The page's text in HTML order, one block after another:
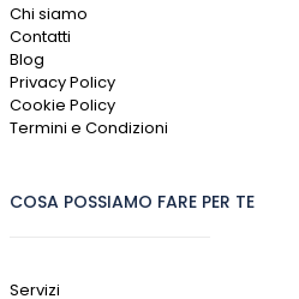
Chi siamo
Contatti
Blog
Privacy Policy
Cookie Policy
Termini e Condizioni
COSA POSSIAMO FARE PER TE
Servizi